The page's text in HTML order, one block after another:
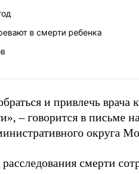
в смерти ребенка
и привлечь врача
– говорится в письме
округа
смерти